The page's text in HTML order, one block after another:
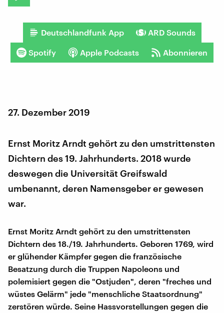
Deutschlandfunk App ARD Sounds
Spotify Apple Podcasts Abonnieren
27. Dezember 2019
Ernst Moritz Arndt gehört zu den umstrittensten
Dichtern des 19. Jahrhunderts. 2018 wurde
deswegen die Universität Greifswald
umbenannt, deren Namensgeber er gewesen
war.
Ernst Moritz Arndt gehört zu den umstrittensten
Dichtern des 18./19. Jahrhunderts. Geboren 1769, wird
er glühender Kämpfer gegen die französische
Besatzung durch die Truppen Napoleons und
polemisiert gegen die "Ostjuden", deren "freches und
wüstes Gelärm" jede "menschliche Staatsordnung"
zerstören würde. Seine Hassvorstellungen gegen die